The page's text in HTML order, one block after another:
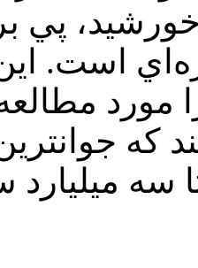
پي
است.
مطالعه